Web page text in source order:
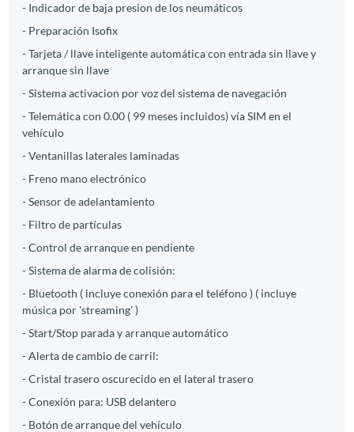
- Indicador de baja presion de los neumáticos
- Preparación Isofix
- Tarjeta / llave inteligente automática con entrada sin llave y
arranque sin llave
- Sistema activacion por voz del sistema de navegación
- Telemática con 0.00 ( 99 meses incluidos) vía SIM en el
vehículo
- Ventanillas laterales laminadas
- Freno mano electrónico
- Sensor de adelantamiento
- Filtro de partículas
- Control de arranque en pendiente
- Sistema de alarma de colisión:
- Bluetooth ( incluye conexión para el teléfono ) ( incluye
música por 'streaming' )
- Start/Stop parada y arranque automático
- Alerta de cambio de carril:
- Cristal trasero oscurecido en el lateral trasero
- Conexión para: USB delantero
- Botón de arranque del vehículo